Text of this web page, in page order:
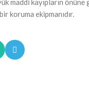
maddi kayıpların
koruma ekipmanıdır.